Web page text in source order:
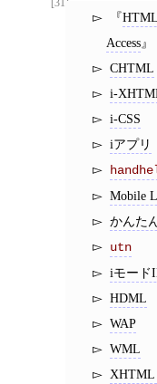
Access
CHTML
i-
i-CSS
iアプリ
Mobile
かんた
utn
iモード
HDML
WAP
WML
XHTML